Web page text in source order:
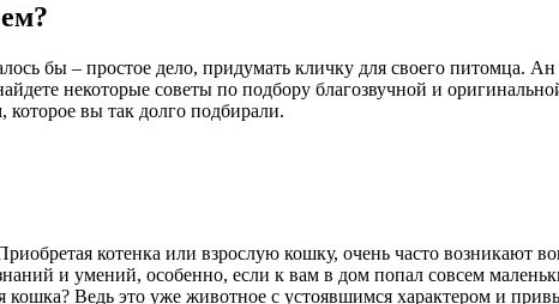
бы – простое дело, придумать кличку для своего питомца.
некоторые советы по подбору благозвучной и
которое вы так долго подбирали.
котенка или взрослую кошку, очень часто возникают
и умений, особенно, если к вам в дом попал совсем
Ведь это уже животное с устоявшимся характером и